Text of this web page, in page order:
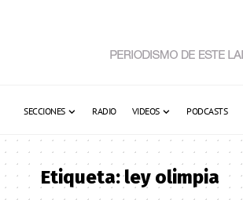
SECCIONES RADIO VIDEOS PODCASTS
Etiqueta:ley olimpia